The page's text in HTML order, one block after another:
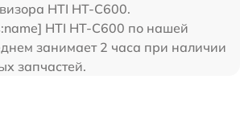
HTI HT-C600.
HTI HT-C600 по нашей
занимает 2 часа при наличии
запчастей.